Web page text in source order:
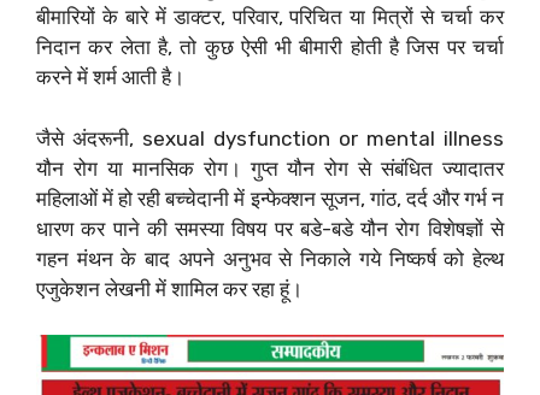
बीमारियों के बारे में डाक्टर, परिवार, परिचित या मित्रों से चर्चा कर
निदान कर लेता है, तो कुछ ऐसी भी बीमारी होती है जिस पर चर्चा
करने में शर्म आती है।
जैसे अंदरूनी, sexual dysfunction or mental illness
यौन रोग या मानसिक रोग। गुप्त यौन रोग से संबंधित ज्यादातर
महिलाओं में हो रही बच्चेदानी में इन्फेक्शन सूजन, गांठ, दर्द और गर्भ न
धारण कर पाने की समस्या विषय पर बडे-बडे यौन रोग विशेषज्ञों से
गहन मंथन के बाद अपने अनुभव से निकाले गये निष्कर्ष को हेल्थ
एजुकेशन लेखनी में शामिल कर रहा हूं।